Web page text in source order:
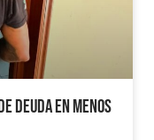
Deuda en Menos